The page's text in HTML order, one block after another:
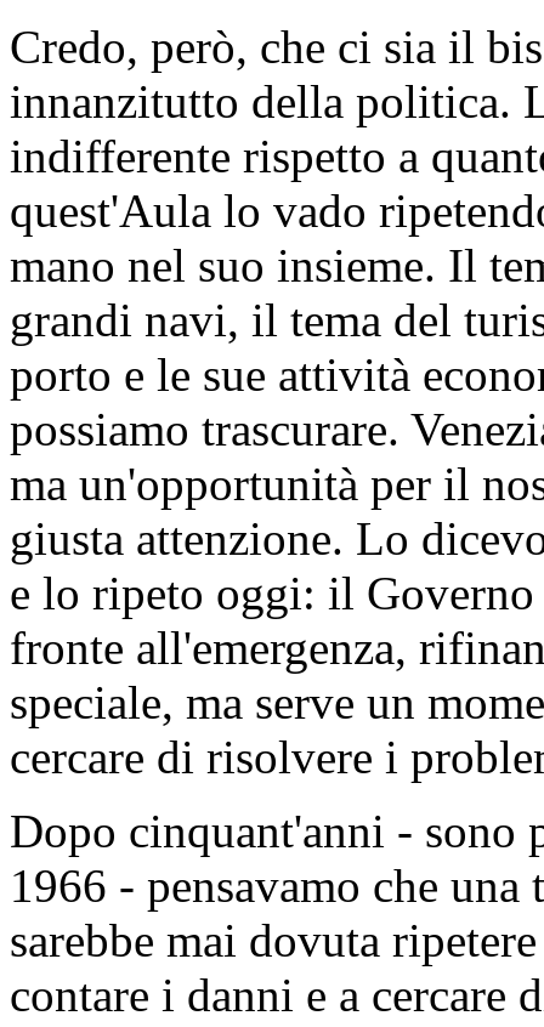
Credo, però, che ci sia il
innanzitutto della politica.
indifferente rispetto a
quest'Aula lo vado
mano nel suo insieme. Il
grandi navi, il tema del
porto e le sue attività
possiamo trascurare.
ma un'opportunità per il
giusta attenzione. Lo
e lo ripeto oggi: il
fronte all'emergenza,
speciale, ma serve un
cercare di risolvere i
Dopo cinquant'anni - sono
1966 - pensavamo che
sarebbe mai dovuta
contare i danni e a cercare